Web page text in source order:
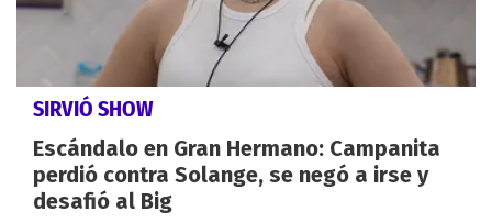
SIRVIÓ SHOW
Escándalo en Gran Hermano: Campanita
perdió contra Solange, se negó a irse y
desafió al Big